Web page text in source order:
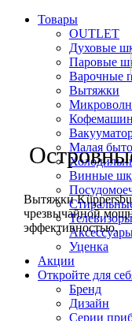
Товары
OUTLET
Духовые
Паровые
Варочные
Вытяжки
Малая
Винные
Телевизоры
Уценка
Акции
Откройте для
Бренд
Дизайн
Серии
Вытяжки
чрезвычайной
эффективностью.